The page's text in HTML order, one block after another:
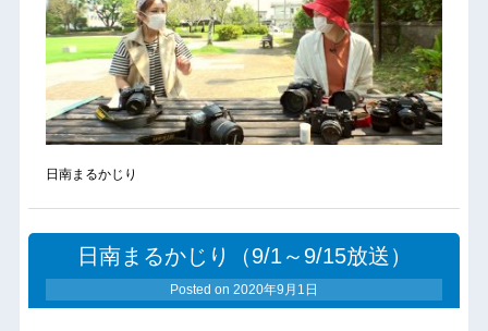
日南まるかじり
日南まるかじり（9/1～9/15放送）
Posted on 2020年9月1日